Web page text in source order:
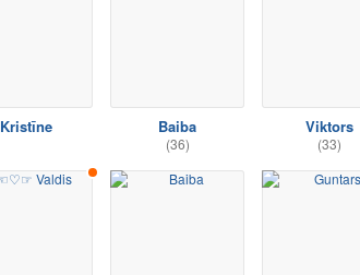
Kristīne Baiba
(36)
Viktors
(33)